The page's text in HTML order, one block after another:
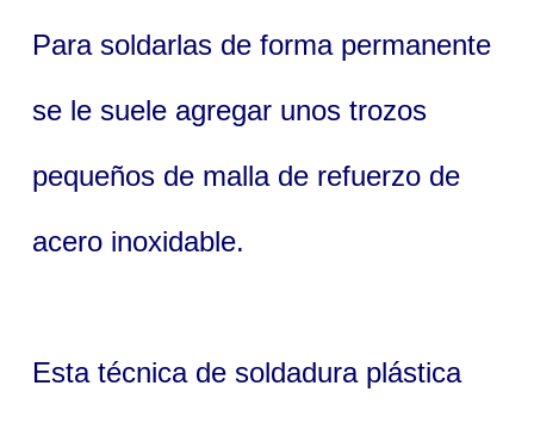
Para soldarlas de forma permanente
se le suele agregar unos trozos
pequeños de malla de refuerzo de
acero inoxidable.
Esta técnica de soldadura plástica